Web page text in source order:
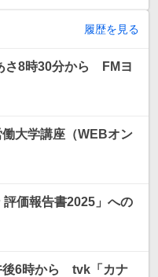
履歴を見る
さ8時30分から FMヨ
働大学講座（WEBオン
評価報告書2025」への
後6時から tvk「カナ